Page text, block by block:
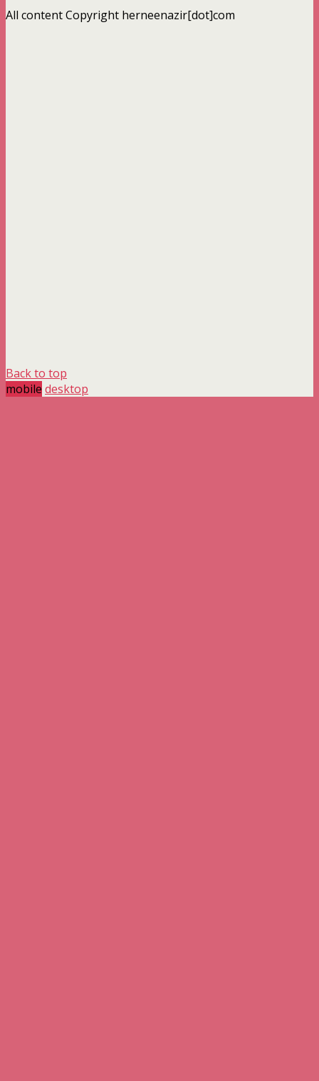
All content Copyright herneenazir[dot]com
Back to top
mobile desktop